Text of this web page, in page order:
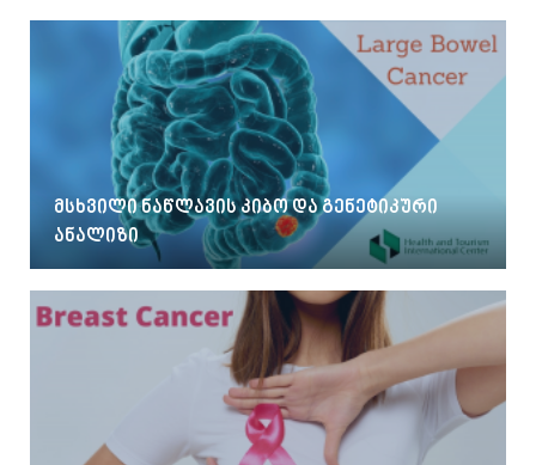
მსხვილი ნაწლავის კიბო და გენეტიკური
ანალიზი